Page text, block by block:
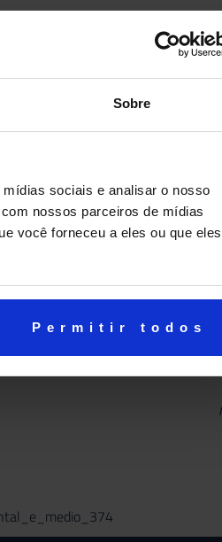
Sobre
sociais e analisar o nosso
nossos parceiros de mídias
você forneceu a eles ou que eles
Permitir todos